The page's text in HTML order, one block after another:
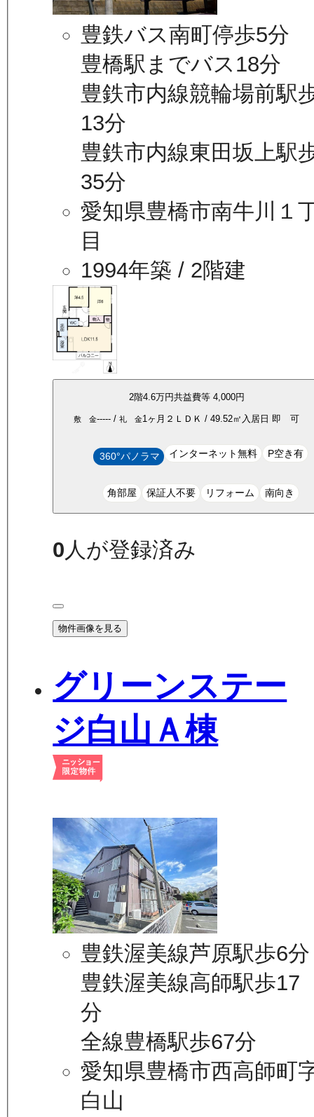
豊鉄バス南町停歩5分
豊橋駅までバス18分
豊鉄市内線競輪場前駅
13分
豊鉄市内線東田坂上駅
35分
愛知県豊橋市南牛川１
目
1994年築 / 2階建
2階4.6万円共益費等 4,000円
敷 金----- /礼 金1ヶ月 ２ＬＤＫ /49.52㎡ 入居日 即 可
360°パノラマ インターネット無料 P空き有
角部屋 保証人不要 リフォーム 南向き
0人が登録済み
物件画像を見る
グリーンステー
ジ白山Ａ棟
豊鉄渥美線芦原駅歩6分
豊鉄渥美線高師駅歩17
分
全線豊橋駅歩67分
愛知県豊橋市西高師町
白山